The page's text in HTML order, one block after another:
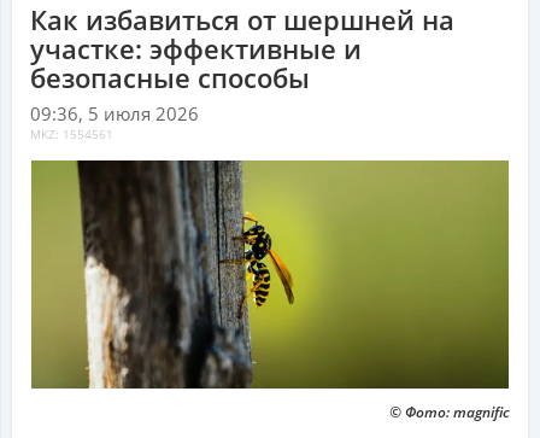
Как избавиться от шершней на
участке: эффективные и
безопасные способы
09:36, 5 июля 2026
MKZ: 1554561
© Фото: magnific